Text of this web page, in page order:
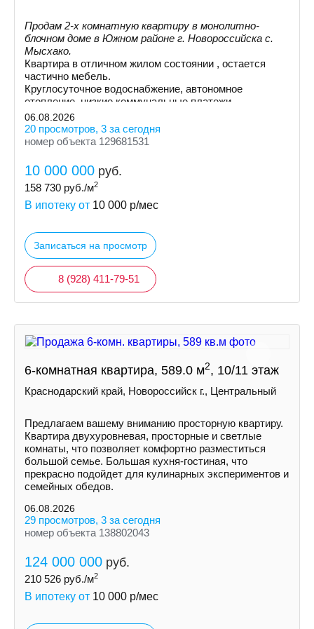
Продам 2-х комнатную квартиру в монолитно-
блочном доме в Южном районе г. Новороссийска с.
Мысхако.
Квартира в отличном жилом состоянии , остается
частично мебель.
Круглосуточное водоснабжение, автономное
отопление, низкие коммунальные платежи.
06.08.2026
20 просмотров, 3 за сегодня
номер объекта 129681531
10 000 000 руб.
158 730 руб./м2
В ипотеку от 10 000 р/мес
Записаться на просмотр
8 (928) 411-79-51
6-комнатная квартира, 589.0 м2, 10/11 этаж
Краснодарский край, Новороссийск г., Центральный
Предлагаем вашему вниманию просторную квартиру.
Квартира двухуровневая, просторные и светлые
комнаты, что позволяет комфортно разместиться
большой семье. Большая кухня-гостиная, что
прекрасно подойдет для кулинарных экспериментов и
семейных обедов.
06.08.2026
29 просмотров, 3 за сегодня
номер объекта 138802043
124 000 000 руб.
210 526 руб./м2
В ипотеку от 10 000 р/мес